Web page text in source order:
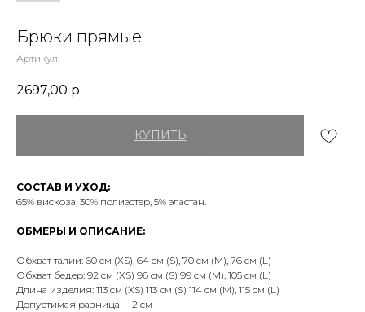
Брюки прямые
Артикул:
2697,00 р.
КУПИТЬ
СОСТАВ И УХОД:
65% вискоза, 30% полиэстер, 5% эластан.
ОБМЕРЫ И ОПИСАНИЕ:
Обхват талии: 60 см (XS), 64 см (S), 70 см (М), 76 см (L)
Обхват бедер: 92 см (XS) 96 см (S) 99 см (М), 105 см (L)
Длина изделия: 113 см (XS) 113 см (S) 114 см (М), 115 см (L)
Допустимая разница +-2 см